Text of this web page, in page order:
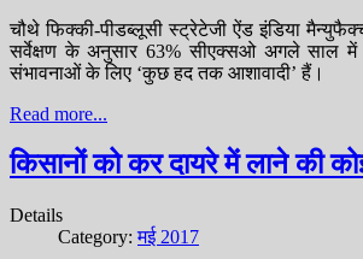
चौथे फिक्की-पीडब्लूसी स्ट्रेटेजी ऐंड इंडिया
सर्वेक्षण के अनुसार 63% सीएक्सओ अगले साल में
संभावनाओं के लिए ‘कुछ हद तक आशावादी’ हैं।
Read more...
किसानों को कर दायरे में लाने की
Details
Category:मई 2017